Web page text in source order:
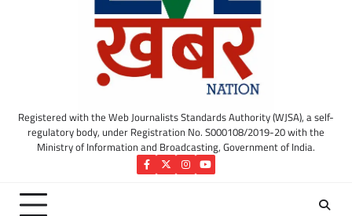
Registered with the Web Journalists Standards Authority (WJSA), a self-
regulatory body, under Registration No. S000108/2019-20 with the
Ministry of Information and Broadcasting, Government of India.
Facebook
TwitterInstagram
YouTube